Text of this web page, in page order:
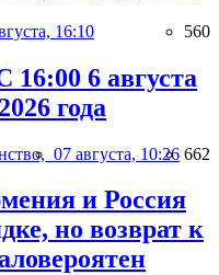
16:10 560
6 августа
года
07 августа, 10:26 662
и Россия
но возврат к